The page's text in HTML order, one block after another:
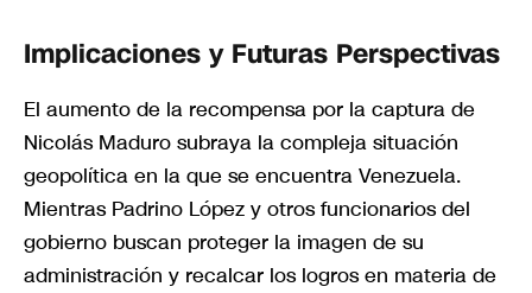
Implicaciones y Futuras Perspectivas
El aumento de la recompensa por la captura de
Nicolás Maduro subraya la compleja situación
geopolítica en la que se encuentra Venezuela.
Mientras Padrino López y otros funcionarios del
gobierno buscan proteger la imagen de su
administración y recalcar los logros en materia de